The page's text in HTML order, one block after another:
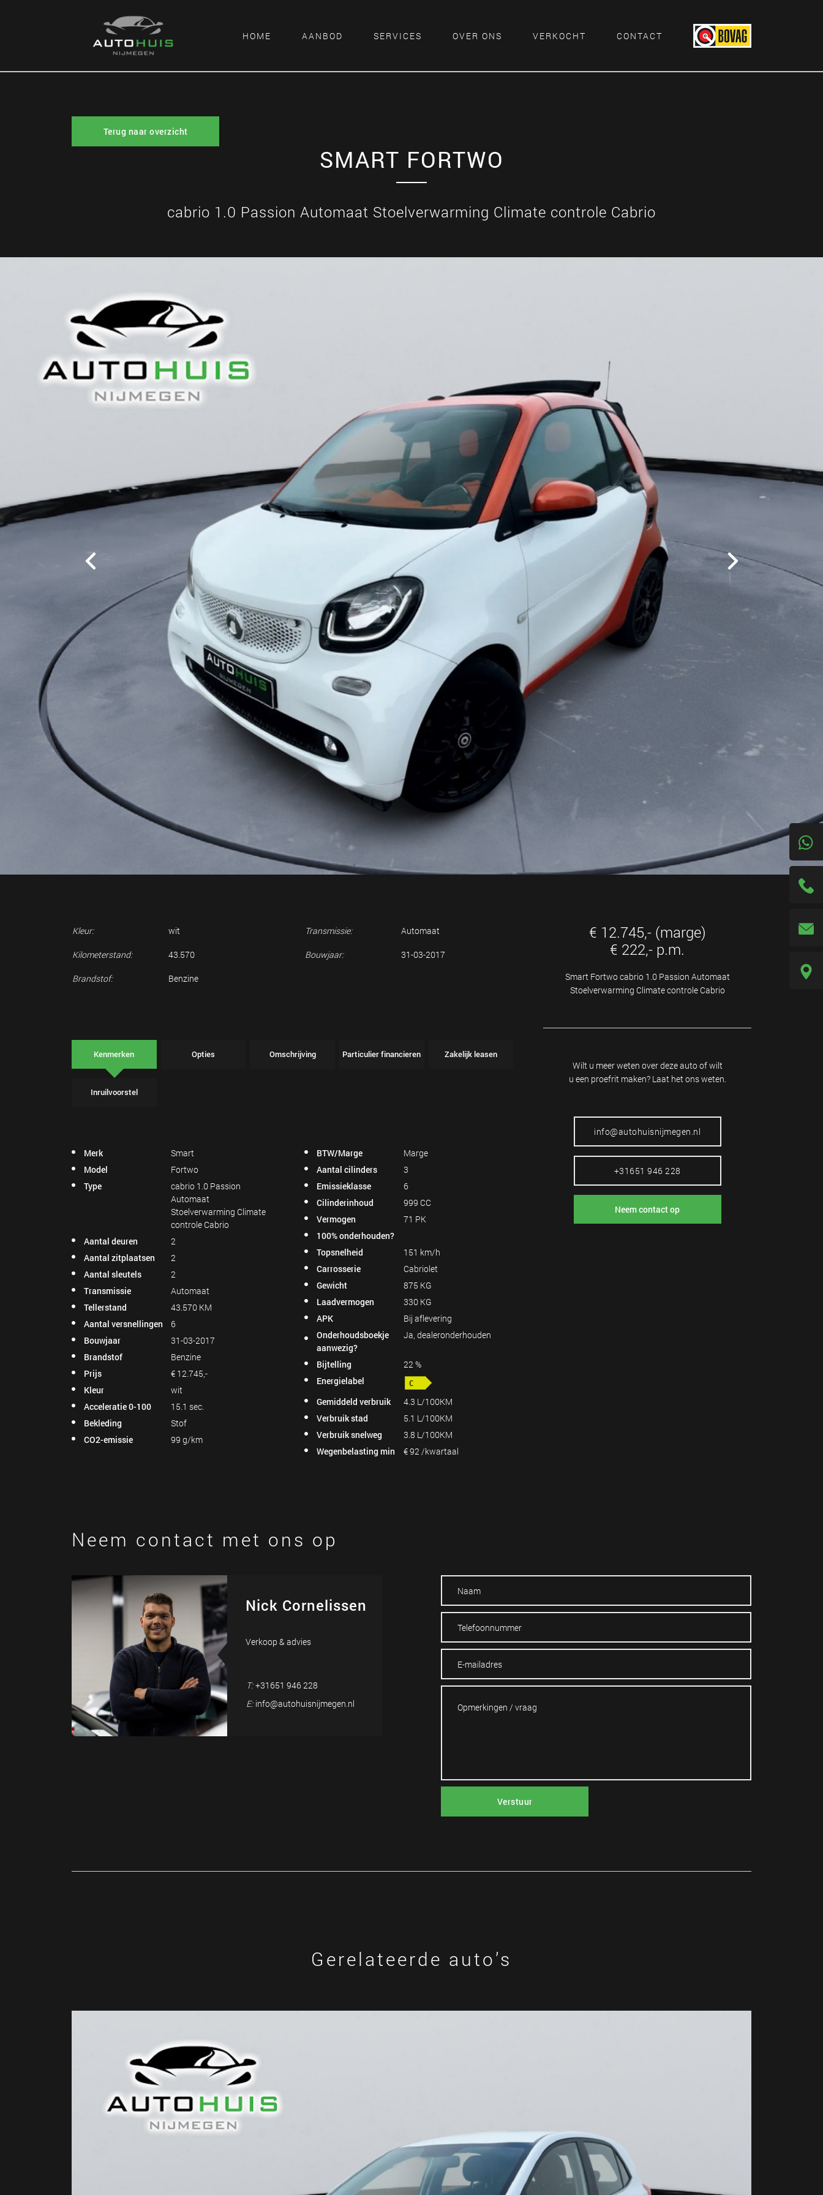
HOME AANBOD SERVICES OVER ONS VERKOCHT CONTACT
Terug naar overzicht
SMART FORTWO
cabrio 1.0 Passion Automaat Stoelverwarming Climate controle Cabrio
Kleur: wit
Kilometerstand: 43.570
Brandstof: Benzine
Transmissie: Automaat
Bouwjaar: 31-03-2017
Kenmerken Opties Omschrijving Particulier financieren Zakelijk leasen
Inruilvoorstel
Merk
Smart
Model
Fortwo
Type
cabrio 1.0 Passion
Automaat
Stoelverwarming Climate
controle Cabrio
Aantal deuren
2
Aantal zitplaatsen
2
Aantal sleutels
2
Transmissie
Automaat
Tellerstand
43.570 KM
Aantal versnellingen
6
Bouwjaar
31-03-2017
Brandstof
Benzine
Prijs
€ 12.745,-
Kleur
wit
Acceleratie 0-100
15.1 sec.
Bekleding
Stof
CO2-emissie
99 g/km
BTW/Marge
Marge
Aantal cilinders
3
Emissieklasse
6
Cilinderinhoud
999 CC
Vermogen
71 PK
100% onderhouden?
Topsnelheid
151 km/h
Carrosserie
Cabriolet
Gewicht
875 KG
Laadvermogen
330 KG
APK
Bij aflevering
Onderhoudsboekje
aanwezig?
Ja, dealeronderhouden
Bijtelling
22 %
Energielabel
Gemiddeld verbruik
4.3 L/100KM
Verbruik stad
5.1 L/100KM
Verbruik snelweg
3.8 L/100KM
Wegenbelasting min
€ 92 /kwartaal
€ 12.745,- (marge)
€ 222,- p.m.
Smart Fortwo cabrio 1.0 Passion Automaat
Stoelverwarming Climate controle Cabrio
Wilt u meer weten over deze auto of wilt
u een proefrit maken? Laat het ons weten.
info@autohuisnijmegen.nl
+31651 946 228
Neem contact op
Neem contact met ons op
Nick Cornelissen
Verkoop & advies
T: +31651 946 228
E: info@autohuisnijmegen.nl
Verstuur
Gerelateerde auto’s